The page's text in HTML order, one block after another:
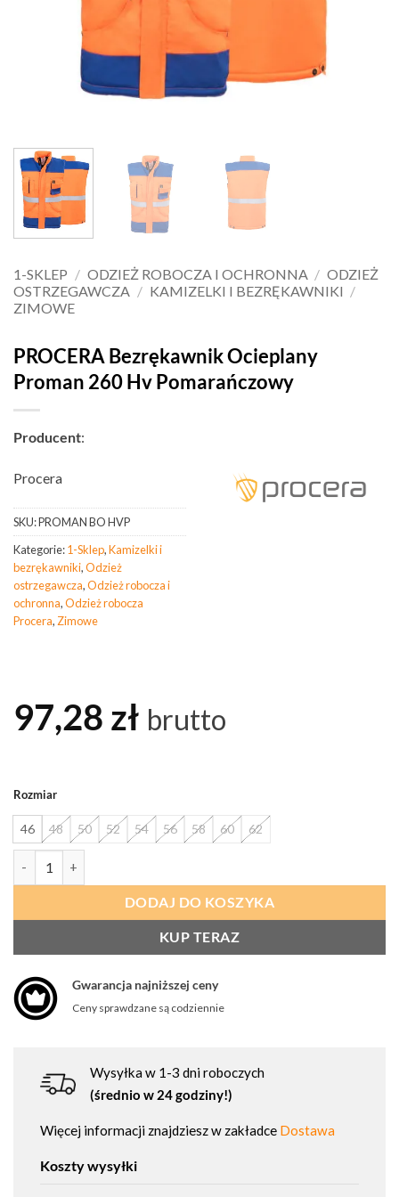
1-SKLEP / ODZIEŻ ROBOCZA I OCHRONNA / ODZIEŻ
OSTRZEGAWCZA / KAMIZELKI I BEZRĘKAWNIKI /
ZIMOWE
PROCERA Bezrękawnik Ocieplany
Proman 260 Hv Pomarańczowy
Producent:
Procera
SKU:PROMAN BO HVP
Kategorie:1-Sklep,Kamizelki i
bezrękawniki,Odzież
ostrzegawcza,Odzież robocza i
ochronna,Odzież robocza
Procera, Zimowe
97,28 zł brutto
Rozmiar
46 48 50 52 54 56 58 60
62
DODAJ DO KOSZYKA
KUP TERAZ
Gwarancja najniższej ceny
Ceny sprawdzane są codziennie
Wysyłka w 1-3 dni roboczych
(średnio w 24 godziny!)
Więcej informacji znajdziesz w zakładce Dostawa
Koszty wysyłki